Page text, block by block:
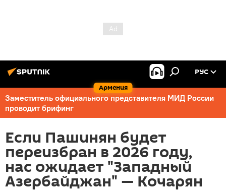
Армения
РУС
Заместитель официального представителя МИД России
проводит брифинг
Если Пашинян будет
переизбран в 2026 году,
нас ожидает "Западный
Азербайджан" — Кочарян